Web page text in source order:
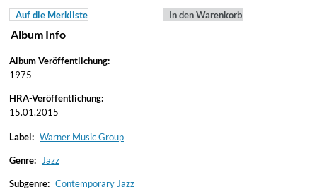
Auf die Merkliste In den Warenkorb
Album Info
Album Veröffentlichung:
1975
HRA-Veröffentlichung:
15.01.2015
Label: Warner Music Group
Genre: Jazz
Subgenre: Contemporary Jazz